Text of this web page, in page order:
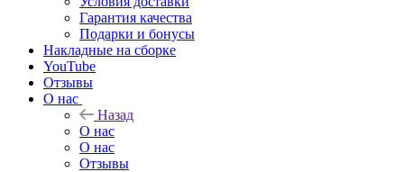
Гарантия качества
Подарки и бонусы
Накладные на сборке
YouTube
Отзывы
О нас
Назад
О нас
О нас
Отзывы